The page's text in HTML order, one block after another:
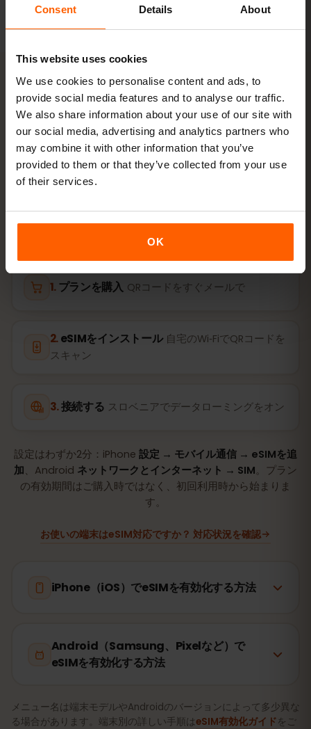
Consent Details About
This website uses cookies
We use cookies to personalise content and ads, to
provide social media features and to analyse our traffic.
We also share information about your use of our site with
our social media, advertising and analytics partners who
may combine it with other information that you’ve
provided to them or that they’ve collected from your use
of their services.
OK
アクティベーション
スロベニアのeSIMを3ステッ
プで有効化
プランを購入 QRコードをすぐメールで
eSIMをインストール 自宅のWi‑FiでQRコードを
スキャン
接続する スロベニアでデータローミングをオン
設定はわずか2分：iPhone 設定 → モバイル通信 → eSIMを追
加、Android ネットワークとインターネット → SIM 。プラン
の有効期間はご購入時ではなく、初回利用時から始まりま
す。
お使いの端末はeSIM対応ですか？ 対応状況を確認
iPhone（iOS）でeSIMを有効化する方法
Android（Samsung、Pixelなど）で
eSIMを有効化する方法
メニュー名は端末モデルやAndroidのバージョンによって多少異な
る場合があります。端末別の詳しい手順はeSIM有効化ガイドをご